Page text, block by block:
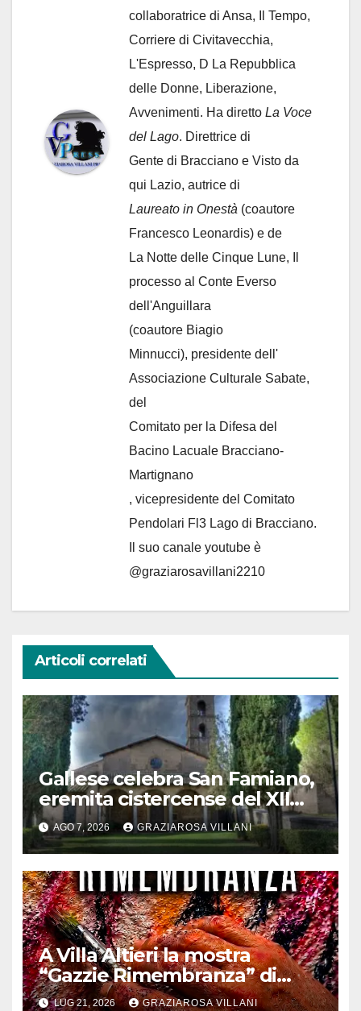
collaboratrice di Ansa, Il Tempo,
Corriere di Civitavecchia,
L'Espresso, D La Repubblica
delle Donne, Liberazione,
Avvenimenti. Ha diretto La Voce
del Lago. Direttrice di
Gente di Bracciano e Visto da
qui Lazio, autrice di
Laureato in Onestà (coautore
Francesco Leonardis) e de
La Notte delle Cinque Lune, Il
processo al Conte Everso
dell'Anguillara
(coautore Biagio
Minnucci), presidente dell'
Associazione Culturale Sabate,
del
Comitato per la Difesa del
Bacino Lacuale Bracciano-
Martignano
, vicepresidente del Comitato
Pendolari Fl3 Lago di Bracciano.
Il suo canale youtube è
@graziarosavillani2210
Articoli correlati
Gallese celebra San Famiano,
eremita cistercense del XII
secolo
AGO 7, 2026 GRAZIAROSA VILLANI
A Villa Altieri la mostra
“Gazzie Rimembranza” di
Monica Argentino
LUG 21, 2026 GRAZIAROSA VILLANI